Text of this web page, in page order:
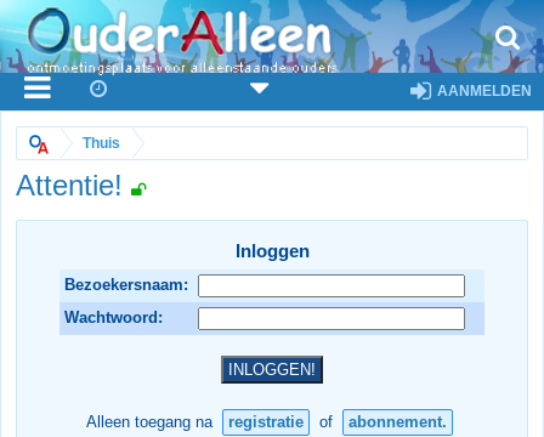
AANMELDEN
Thuis
Attentie!
Inloggen
Bezoekersnaam:
Wachtwoord:
Alleen toegang na registratie of abonnement.